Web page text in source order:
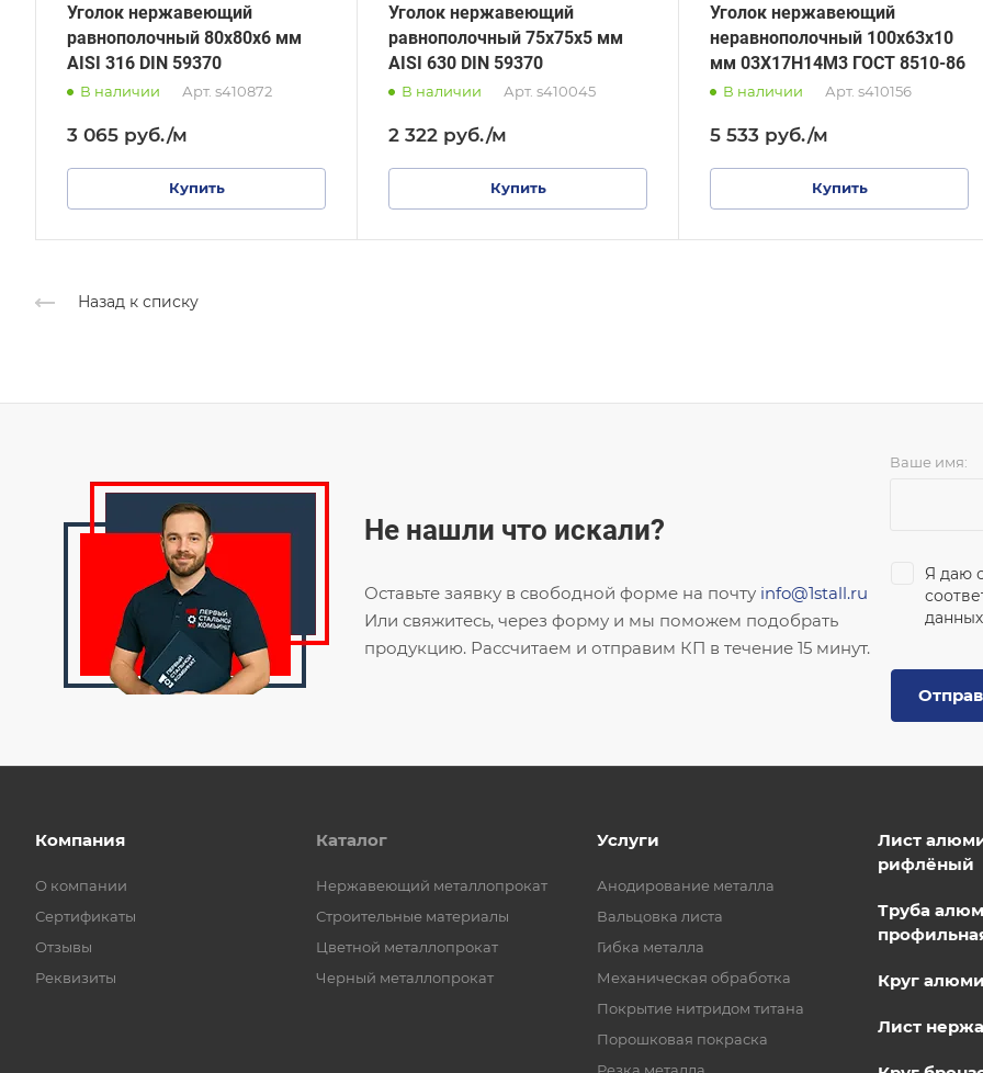
Уголок нержавеющий
равнополочный 80х80х6 мм
AISI 316 DIN 59370
В наличии Арт. s410872
3 065 руб./м
Купить
Уголок нержавеющий
равнополочный 75х75х5 мм
AISI 630 DIN 59370
В наличии Арт. s410045
2 322 руб./м
Купить
Уголок нержавеющий
неравнополочный 100х63х10
мм 03Х17Н14М3 ГОСТ 8510-86
В наличии Арт. s410156
5 533 руб./м
Купить
Назад к списку
Не нашли что искали?
Оставьте заявку в свободной форме на почту info@1stall.ru
Или свяжитесь, через форму и мы поможем подобрать
продукцию. Рассчитаем и отправим КП в течение 15 минут.
Ваше имя:
Я даю
данных
Компания
О компании
Сертификаты
Отзывы
Реквизиты
Каталог
Нержавеющий металлопрокат
Строительные материалы
Цветной металлопрокат
Черный металлопрокат
Услуги
Анодирование металла
Вальцовка листа
Гибка металла
Механическая обработка
Покрытие нитридом титана
Порошковая покраска
Лист
рифлёный
Труба
Круг
Лист